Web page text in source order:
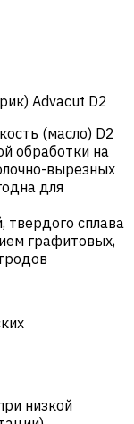
Advacut D2
(масло) D2
обработки на
вырезных
для
твердого сплава
графитовых,
низкой